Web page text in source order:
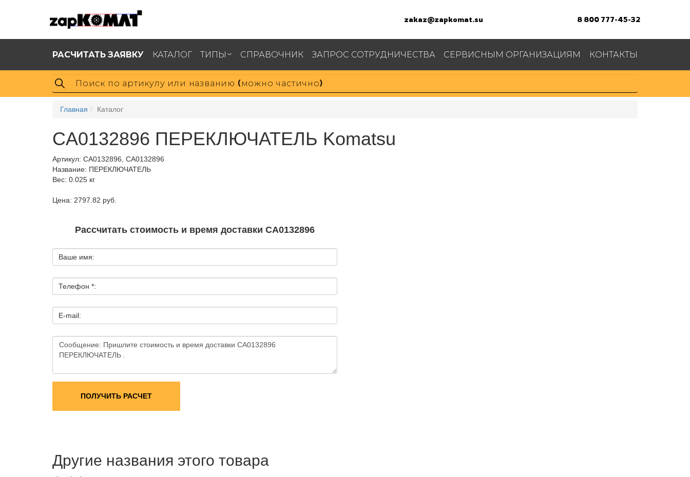
zakaz@zapkomat.su 8 800 777-45-32
РАСЧИТАТЬ ЗАЯВКУ КАТАЛОГ ТИПЫ СПРАВОЧНИК ЗАПРОС СОТРУДНИЧЕСТВА СЕРВИСНЫМ ОРГАНИЗАЦИЯМ КОНТАКТЫ
Главная Каталог
CA0132896 ПЕРЕКЛЮЧАТЕЛЬ Komatsu
Артикул: CA0132896, CA0132896
Название: ПЕРЕКЛЮЧАТЕЛЬ
Вес: 0.025 кг
Цена: 2797.82 руб.
Рассчитать стоимость и время доставки CA0132896
Ваше имя:
Телефон *:
E-mail:
ПОЛУЧИТЬ РАСЧЕТ
Другие названия этого товара